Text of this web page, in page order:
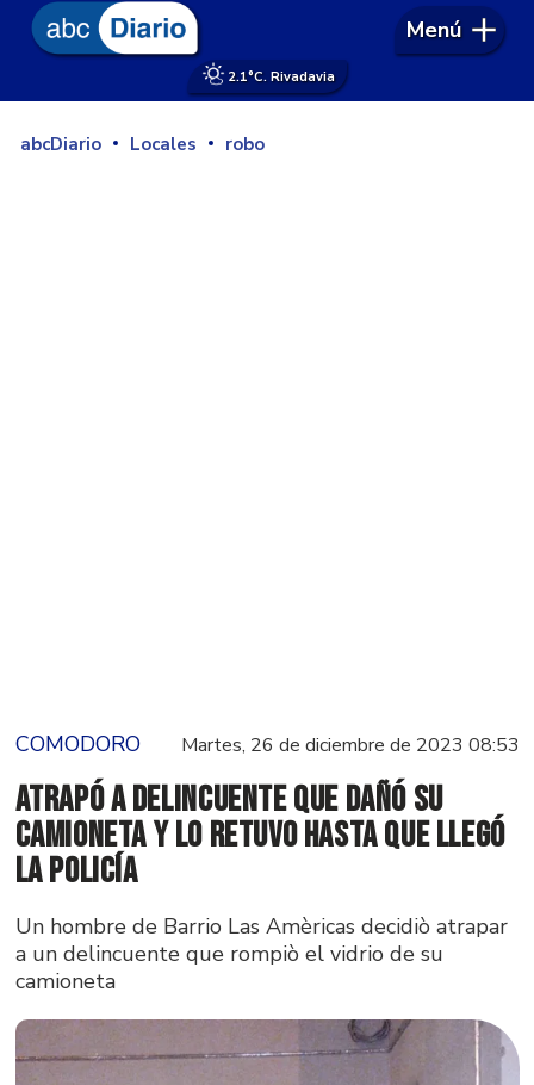
2.1°C. Rivadavia
Menú
abcDiario Locales robo
COMODORO Martes, 26 de diciembre de 2023 08:53
Atrapó a delincuente que dañó su
camioneta y lo retuvo hasta que llegó
la policía
Un hombre de Barrio Las Amèricas decidiò atrapar
a un delincuente que rompiò el vidrio de su
camioneta